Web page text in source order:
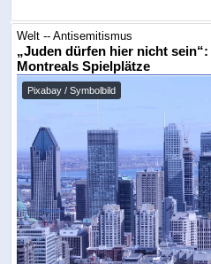
Welt -- Antisemitismus
„Juden dürfen hier nicht
Montreals Spielplätze
Pixabay / Symbolbild